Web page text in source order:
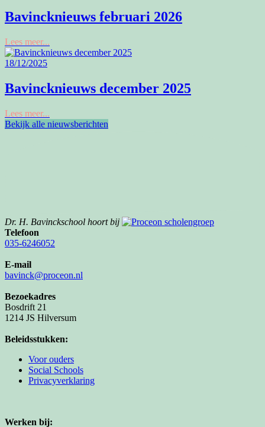
Bavincknieuws februari 2026
Lees meer...
18/12/2025
Bavincknieuws december 2025
Lees meer...
Bekijk alle nieuwsberichten
Dr. H. Bavinckschool hoort bij
Telefoon
035-6246052
E-mail
bavinck@proceon.nl
Bezoekadres
Bosdrift 21
1214 JS Hilversum
Beleidsstukken:
Voor ouders
Social Schools
Privacyverklaring
Werken bij: